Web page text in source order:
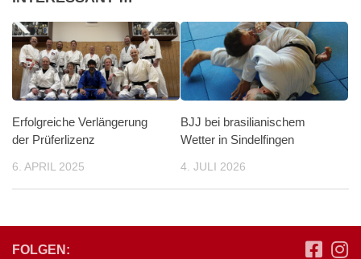
Erfolgreiche Verlängerung
der Prüferlizenz
6. APRIL 2025
BJJ bei brasilianischem
Wetter in Sindelfingen
4. JULI 2026
FOLGEN: